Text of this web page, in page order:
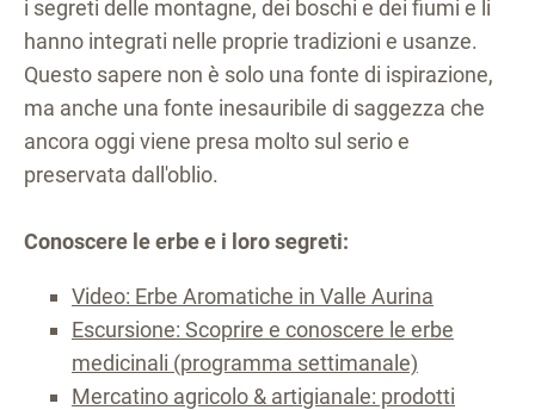
i segreti delle montagne, dei boschi e dei fiumi e li
hanno integrati nelle proprie tradizioni e usanze.
Questo sapere non è solo una fonte di ispirazione,
ma anche una fonte inesauribile di saggezza che
ancora oggi viene presa molto sul serio e
preservata dall'oblio.
Conoscere le erbe e i loro segreti:
Video: Erbe Aromatiche in Valle Aurina
Escursione: Scoprire e conoscere le erbe
medicinali (programma settimanale)
Mercatino agricolo & artigianale: prodotti